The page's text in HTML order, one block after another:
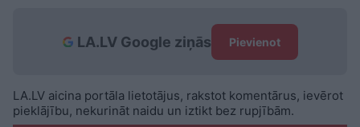
LA.LV Google ziņās Pievienot
LA.LV aicina portāla lietotājus, rakstot komentārus, ievērot
pieklājību, nekurināt naidu un iztikt bez rupjībām.